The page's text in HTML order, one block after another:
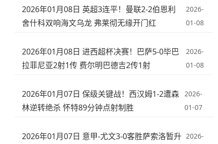
2026年01月08日 英超3连平！曼联2-2伯恩利
舍什科双响海文乌龙 弗莱彻无缘开门红
2026-
01-08
2026年01月08日 进西超杯决赛！巴萨5-0毕巴
拉菲尼亚2射1传 费尔明巴德吉2传1射
2026-
01-08
2026年01月07日 保级关键战！西汉姆1-2遭森
林逆转绝杀 怀特89分钟点射制胜
2026-
01-07
2026年01月07日 意甲-尤文3-0客胜萨索洛暂升 2026-